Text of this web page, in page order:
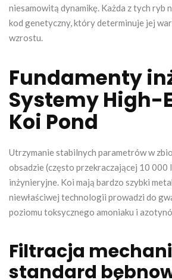
niesamowitą dynamikę. Każda z tych ryb
kod genetyczny, który determinuje jej
wzrostu.
Fundamenty
Systemy High-
Koi Pond
Utrzymanie stabilnych parametrów w
obsadzie (często przekraczającej 10
inżynieryjne. Koi mają bardzo szybki
niewłaściwej technologii prowadzi do
poziomu toksycznego amoniaku i
Filtracja
standard